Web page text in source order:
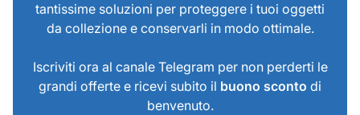
tantissime soluzioni per proteggere i tuoi oggetti
da collezione e conservarli in modo ottimale.
Iscriviti ora al canale Telegram per non perderti le
grandi offerte e ricevi subito il buono sconto di
benvenuto.